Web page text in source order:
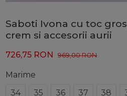
Saboti Ivona cu toc
crem si accesorii aurii
726,75 RON 969,00RON
Marime
34
35 36 37 38